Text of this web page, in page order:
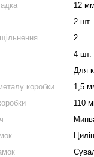
12 мм
2 шт.
2
4 шт.
Для
коробки
1,5
110